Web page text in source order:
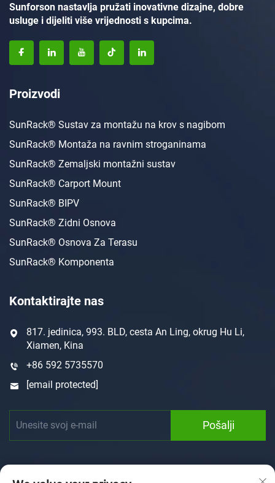
Sunforson nastavlja pružati inovativne dizajne, dobre
usluge i dijeliti više vrijednosti s kupcima.
Proizvodi
SunRack® Sustav za montažu na krov s nagibom
SunRack® Montaža na ravnim stroganinama
SunRack® Zemaljski montažni sustav
SunRack® Carport Mount
SunRack® BIPV
SunRack® Zidni Osnova
SunRack® Osnova Za Terasu
SunRack® Komponenta
Kontaktirajte nas
817. jedinica, 993. BLD, cesta An Ling, okrug Hu Li,
Xiamen, Kina
+86 592 5735570
[email protected]
Pošalji